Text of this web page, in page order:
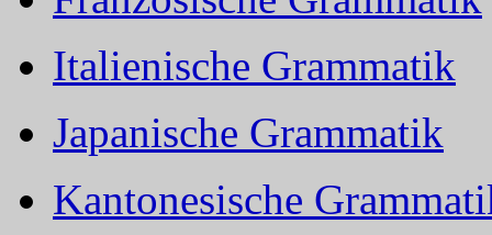
Italienische Grammatik
Japanische Grammatik
Kantonesische